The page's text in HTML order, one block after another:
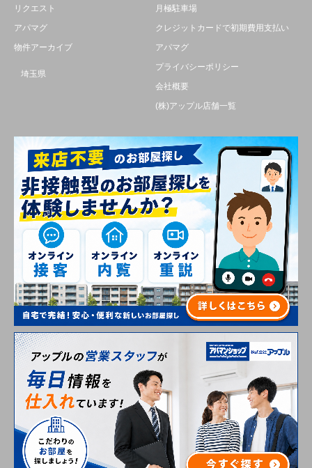
リクエスト
アパマグ
物件アーカイブ
埼玉県
月極駐車場
クレジットカードで初期費用支払い
アパマグ
プライバシーポリシー
会社概要
(株)アップル店舗一覧